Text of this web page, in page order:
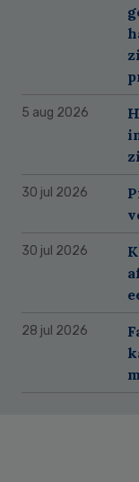
5 aug 2026
30 jul 2026
30 jul 2026
28 jul 2026